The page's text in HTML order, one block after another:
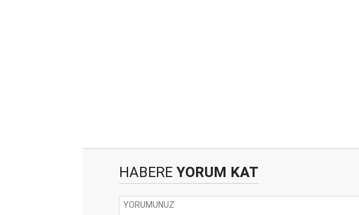
HABERE YORUM KAT